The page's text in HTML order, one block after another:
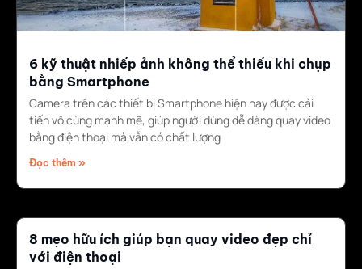
6 kỹ thuật nhiếp ảnh không thể thiếu khi chụp
bằng Smartphone
Camera trên các thiết bị Smartphone hiện nay được cải
tiến vô cùng mạnh mẽ, giúp người dùng dễ dàng quay video
bằng điện thoại mà vẫn có chất lượng
Đọc thêm »
8 mẹo hữu ích giúp bạn quay video đẹp chỉ
với điện thoại